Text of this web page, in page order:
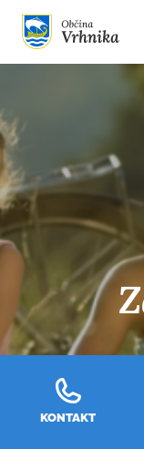
Skoči do osrednje
KONTAKT